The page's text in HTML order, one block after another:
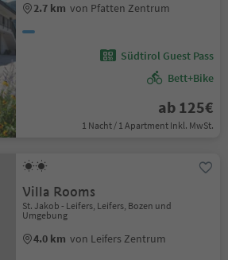
2.7 km von Pfatten Zentrum
Südtirol Guest Pass
Bett+Bike
ab 125€
1 Nacht / 1 Apartment Inkl. MwSt.
Villa Rooms
St. Jakob - Leifers, Leifers, Bozen und
Umgebung
4.0 km von Leifers Zentrum